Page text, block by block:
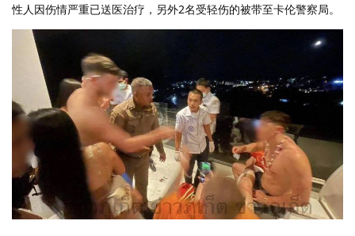
性人因伤情严重已送医治疗，另外2名受轻伤的被带至卡伦警察局。